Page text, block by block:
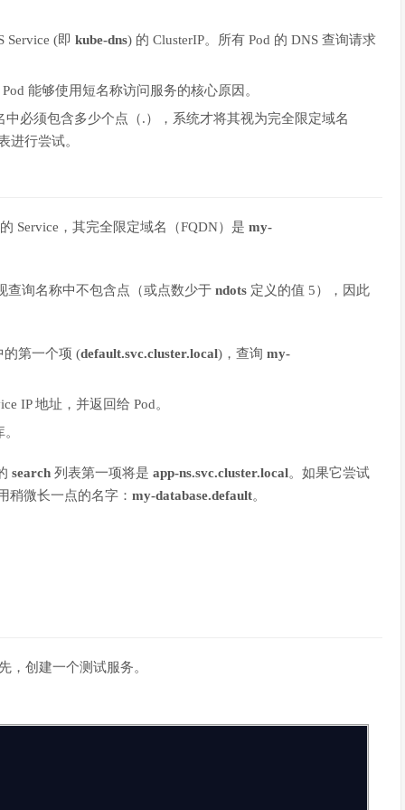
(即 kube-dns) 的 ClusterIP。所有 Pod 的 DNS 查询请求
能够使用短名称访问服务的核心原因。
中必须包含多少个点（.），系统才将其视为完全限定域名
进行尝试。
的 Service，其完全限定域名（FQDN）是 my-
查询名称中不包含点（或点数少于 ndots 定义的值 5），因此
的第一个项 (default.svc.cluster.local)，查询 my-
IP 地址，并返回给 Pod。
search 列表第一项将是 app-ns.svc.cluster.local。如果它尝试
稍微长一点的名字： my-database.default。
，创建一个测试服务。